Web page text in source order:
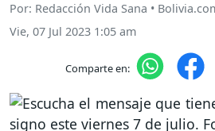
Por: Redacción Vida Sana •
Vie, 07 Jul 2023 1:05 am
Comparte en: